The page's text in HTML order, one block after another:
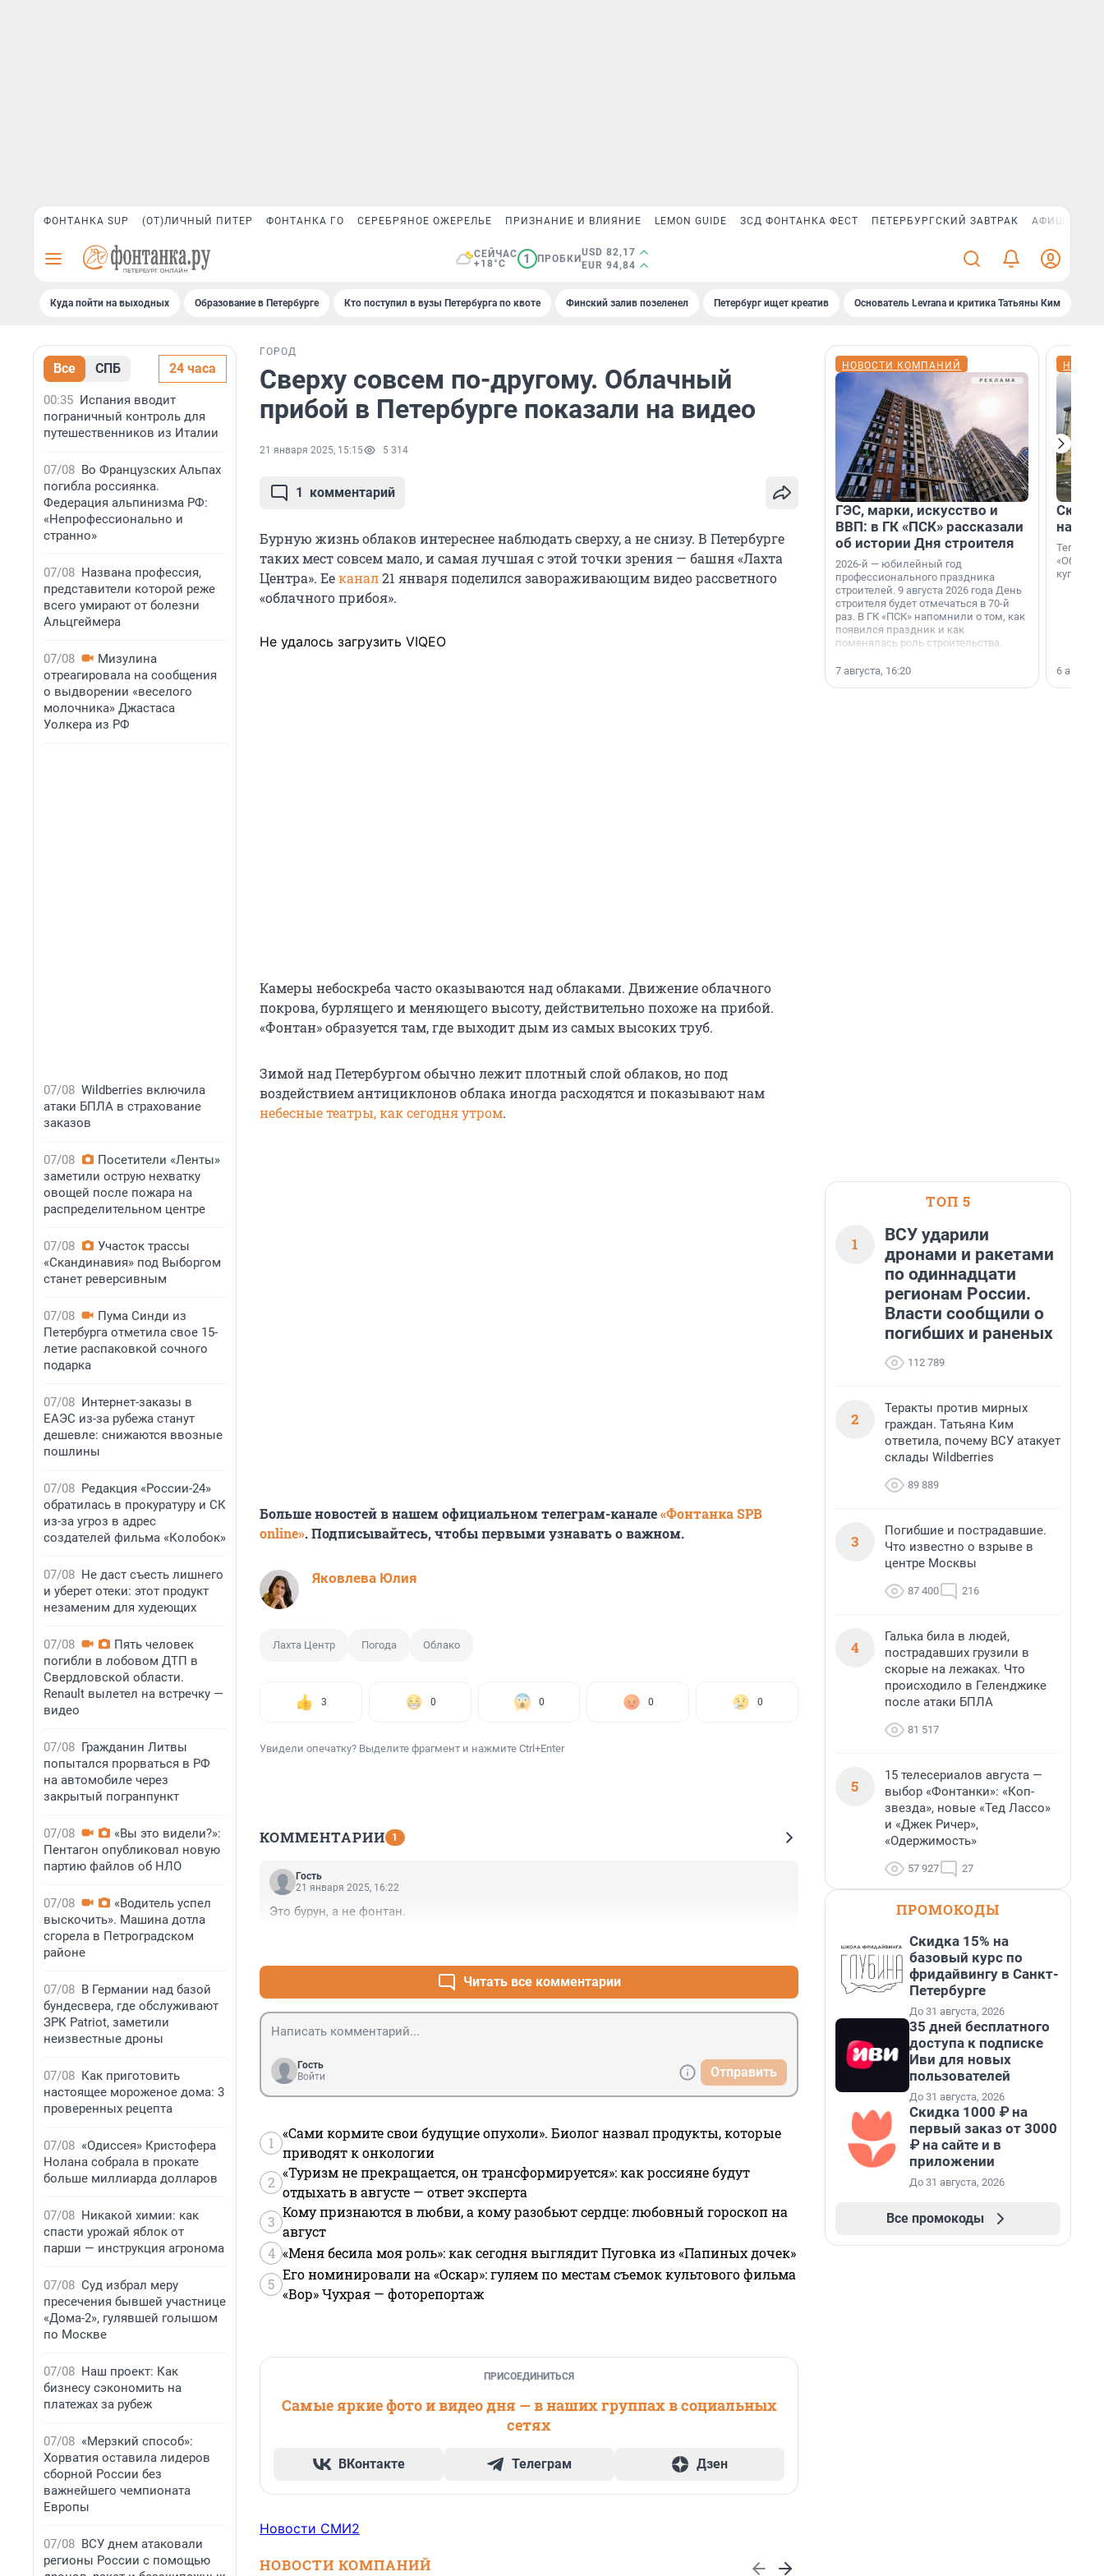
ФОНТАНКА SUP (ОТ)ЛИЧНЫЙ ПИТЕР ФОНТАНКА ГО СЕРЕБРЯНОЕ ОЖЕРЕЛЬЕ ПРИЗНАНИЕ И ВЛИЯНИЕ LEMON GUIDE ЗСД ФОНТАНКА ФЕСТ ПЕТЕРБУРГСКИЙ ЗАВТРАК АФИША PLUS
СЕЙЧАС
+18°C
1 ПРОБКИ
USD 82,17
EUR 94,84
Куда пойти на выходных Образование в Петербурге Кто поступил в вузы Петербурга по квоте Финский залив позеленел Петербург ищет креатив Основатель Levrana и критика Татьяны Ким
Все СПБ 24 часа
00:35 Испания вводит
пограничный контроль для
путешественников из Италии
07/08 Во Французских Альпах
погибла россиянка.
Федерация альпинизма РФ:
«Непрофессионально и
странно»
07/08 Названа профессия,
представители которой реже
всего умирают от болезни
Альцгеймера
07/08
Мизулина
отреагировала на сообщения
о выдворении «веселого
молочника» Джастаса
Уолкера из РФ
07/08 Wildberries включила
атаки БПЛА в страхование
заказов
07/08
Посетители «Ленты»
заметили острую нехватку
овощей после пожара на
распределительном центре
07/08
Участок трассы
«Скандинавия» под Выборгом
станет реверсивным
07/08
Пума Синди из
Петербурга отметила свое 15-
летие распаковкой сочного
подарка
07/08 Интернет-заказы в
ЕАЭС из-за рубежа станут
дешевле: снижаются ввозные
пошлины
07/08 Редакция «России-24»
обратилась в прокуратуру и СК
из-за угроз в адрес
создателей фильма «Колобок»
07/08 Не даст съесть лишнего
и уберет отеки: этот продукт
незаменим для худеющих
07/08
Пять человек
погибли в лобовом ДТП в
Свердловской области.
Renault вылетел на встречку —
видео
07/08 Гражданин Литвы
попытался прорваться в РФ
на автомобиле через
закрытый погранпункт
07/08
«Вы это видели?»:
Пентагон опубликовал новую
партию файлов об НЛО
07/08
«Водитель успел
выскочить». Машина дотла
сгорела в Петроградском
районе
07/08 В Германии над базой
бундесвера, где обслуживают
ЗРК Patriot, заметили
неизвестные дроны
07/08 Как приготовить
настоящее мороженое дома: 3
проверенных рецепта
07/08 «Одиссея» Кристофера
Нолана собрала в прокате
больше миллиарда долларов
07/08 Никакой химии: как
спасти урожай яблок от
парши — инструкция агронома
07/08 Суд избрал меру
пресечения бывшей участнице
«Дома-2», гулявшей голышом
по Москве
07/08 Наш проект: Как
бизнесу сэкономить на
платежах за рубеж
07/08 «Мерзкий способ»:
Хорватия оставила лидеров
сборной России без
важнейшего чемпионата
Европы
07/08 ВСУ днем атаковали
регионы России с помощью
ГОРОД
Сверху совсем по-другому. Облачный
прибой в Петербурге показали на видео
21 января 2025, 15:15 5 314
1 комментарий
Бурную жизнь облаков интереснее наблюдать сверху, а не снизу. В Петербурге
таких мест совсем мало, и самая лучшая с этой точки зрения — башня «Лахта
Центра». Ееканал21 января поделился завораживающим видео рассветного
«облачного прибоя».
Не удалось загрузить VIQEO
Камеры небоскреба часто оказываются над облаками. Движение облачного
покрова, бурлящего и меняющего высоту, действительно похоже на прибой.
«Фонтан» образуется там, где выходит дым из самых высоких труб.
Зимой над Петербургом обычно лежит плотный слой облаков, но под
воздействием антициклонов облака иногда расходятся и показывают нам
небесные театры, как сегодня утром.
Больше новостей в нашем официальном телеграм-канале«Фонтанка SPB
online». Подписывайтесь, чтобы первыми узнавать о важном.
Яковлева Юлия
Лахта Центр Погода Облако
3 0 0 0 0
Увидели опечатку? Выделите фрагмент и нажмите Ctrl+Enter
КОММЕНТАРИИ 1
Гость
21 января 2025, 16:22
Это бурун, а не фонтан.
Читать все комментарии
Гость
Войти
Отправить
1
«Сами кормите свои будущие опухоли». Биолог назвал продукты, которые
приводят к онкологии
2
«Туризм не прекращается, он трансформируется»: как россияне будут
отдыхать в августе — ответ эксперта
3
Кому признаются в любви, а кому разобьют сердце: любовный гороскоп на
август
4 «Меня бесила моя роль»: как сегодня выглядит Пуговка из «Папиных дочек»
5
Его номинировали на «Оскар»: гуляем по местам съемок культового фильма
«Вор» Чухрая — фоторепортаж
ПРИСОЕДИНИТЬСЯ
Самые яркие фото и видео дня — в наших группах в социальных
сетях
ВКонтакте Телеграм Дзен
Новости СМИ2
НОВОСТИ КОМПАНИЙ
НОВОСТИ КОМПАНИЙ
ГЭС, марки, искусство и
ВВП: в ГК «ПСК» рассказали
об истории Дня строителя
2026-й — юбилейный год
профессионального праздника
строителей. 9 августа 2026 года День
строителя будет отмечаться в 70-й
раз. В ГК «ПСК» напомнили о том, как
появился праздник и как
поменялась роль строительства.
7 августа, 16:20
на
Теперь
купить
6
ТОП 5
1
ВСУ ударили
дронами и ракетами
по одиннадцати
регионам России.
Власти сообщили о
погибших и раненых
112 789
2
Теракты против мирных
граждан. Татьяна Ким
ответила, почему ВСУ атакует
склады Wildberries
89 889
3
Погибшие и пострадавшие.
Что известно о взрыве в
центре Москвы
87 400 216
4
Галька била в людей,
пострадавших грузили в
скорые на лежаках. Что
происходило в Геленджике
после атаки БПЛА
81 517
5
15 телесериалов августа —
выбор «Фонтанки»: «Коп-
звезда», новые «Тед Лассо»
и «Джек Ричер»,
«Одержимость»
57 927 27
ПРОМОКОДЫ
Скидка 15% на
базовый курс по
фридайвингу в Санкт-
Петербурге
До 31 августа, 2026
35 дней бесплатного
доступа к подписке
Иви для новых
пользователей
До 31 августа, 2026
Скидка 1000 ₽ на
первый заказ от 3000
₽ на сайте и в
приложении
До 31 августа, 2026
Все промокоды